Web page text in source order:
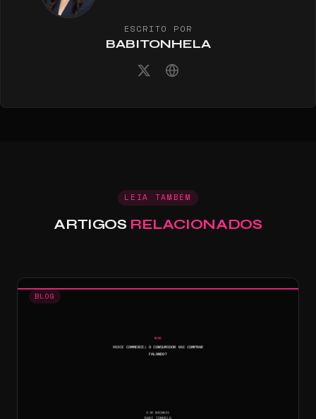
ESCRITO POR
BABITONHELA
LEIA TAMBÉM
ARTIGOS RELACIONADOS
BLOG